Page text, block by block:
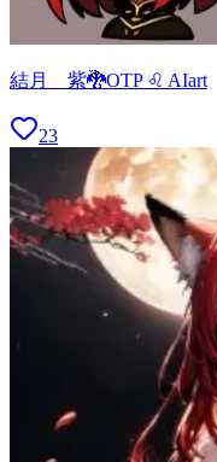
結月 紫🐉OTP ♌ AIart
23